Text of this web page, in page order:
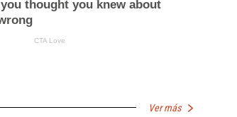
Ver más